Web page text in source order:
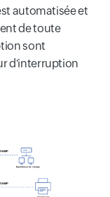
automatisée et
de toute
sont
d'interruption